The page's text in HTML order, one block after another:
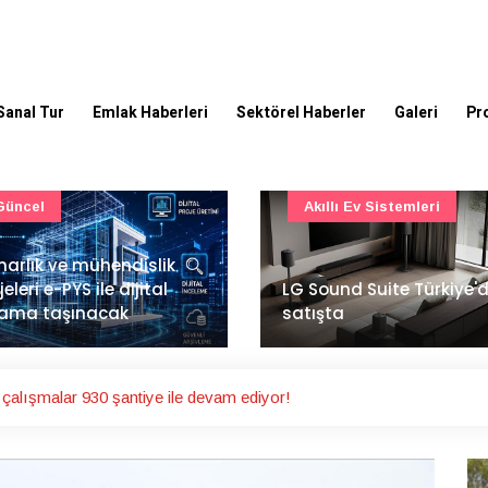
Tur Emlak Haberleri Sektörel Haberler Galeri
Suite Türkiye'de
Ev Sistemleri
İstanbul Havalimanı'nın
ana pistinde sona doğru
Ulaşım
930 şantiye ile devam ediyor!